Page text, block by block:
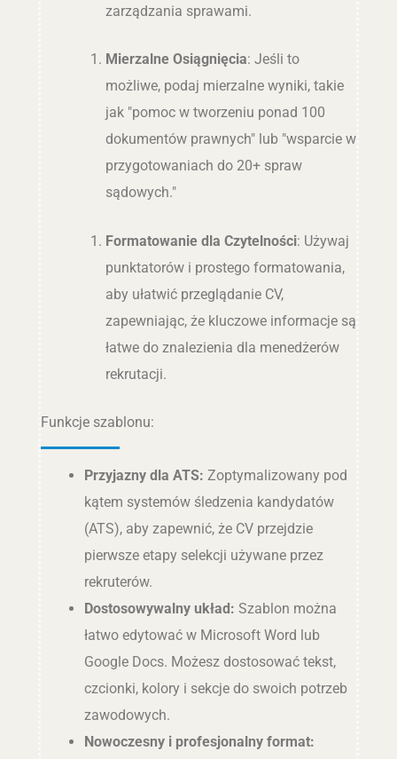
zarządzania sprawami.
Mierzalne Osiągnięcia: Jeśli to
możliwe, podaj mierzalne wyniki, takie
jak "pomoc w tworzeniu ponad 100
dokumentów prawnych" lub "wsparcie w
przygotowaniach do 20+ spraw
sądowych."
Formatowanie dla Czytelności: Używaj
punktatorów i prostego formatowania,
aby ułatwić przeglądanie CV,
zapewniając, że kluczowe informacje są
łatwe do znalezienia dla menedżerów
rekrutacji.
Funkcje szablonu:
Przyjazny dla ATS: Zoptymalizowany pod
kątem systemów śledzenia kandydatów
(ATS), aby zapewnić, że CV przejdzie
pierwsze etapy selekcji używane przez
rekruterów.
Dostosowywalny układ: Szablon można
łatwo edytować w Microsoft Word lub
Google Docs. Możesz dostosować tekst,
czcionki, kolory i sekcje do swoich potrzeb
zawodowych.
Nowoczesny i profesjonalny format: